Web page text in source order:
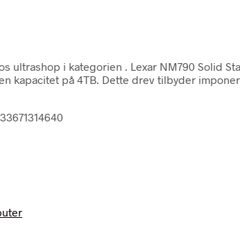
ultrashop i kategorien
. Lexar NM790 Solid
kapacitet på 4TB. Dette drev tilbyder